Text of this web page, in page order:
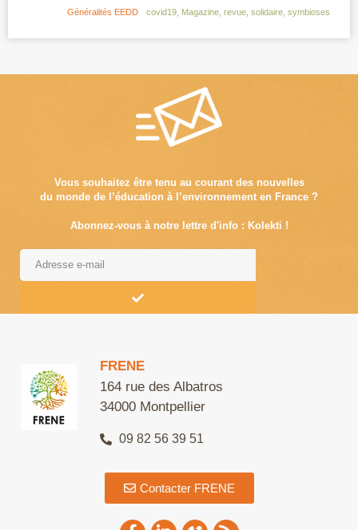
Généralités EEDD covid19 Magazine revue solidaire symbioses
Vous souhaitez être tenu au courant des nouvelles
du monde de l’éducation à l’environnement en France ?
Abonnez-vous à notre lettre d'info : Kolekti !
FRENE
164 rue des Albatros
34000 Montpellier
09 82 56 39 51
Contacter FRENE